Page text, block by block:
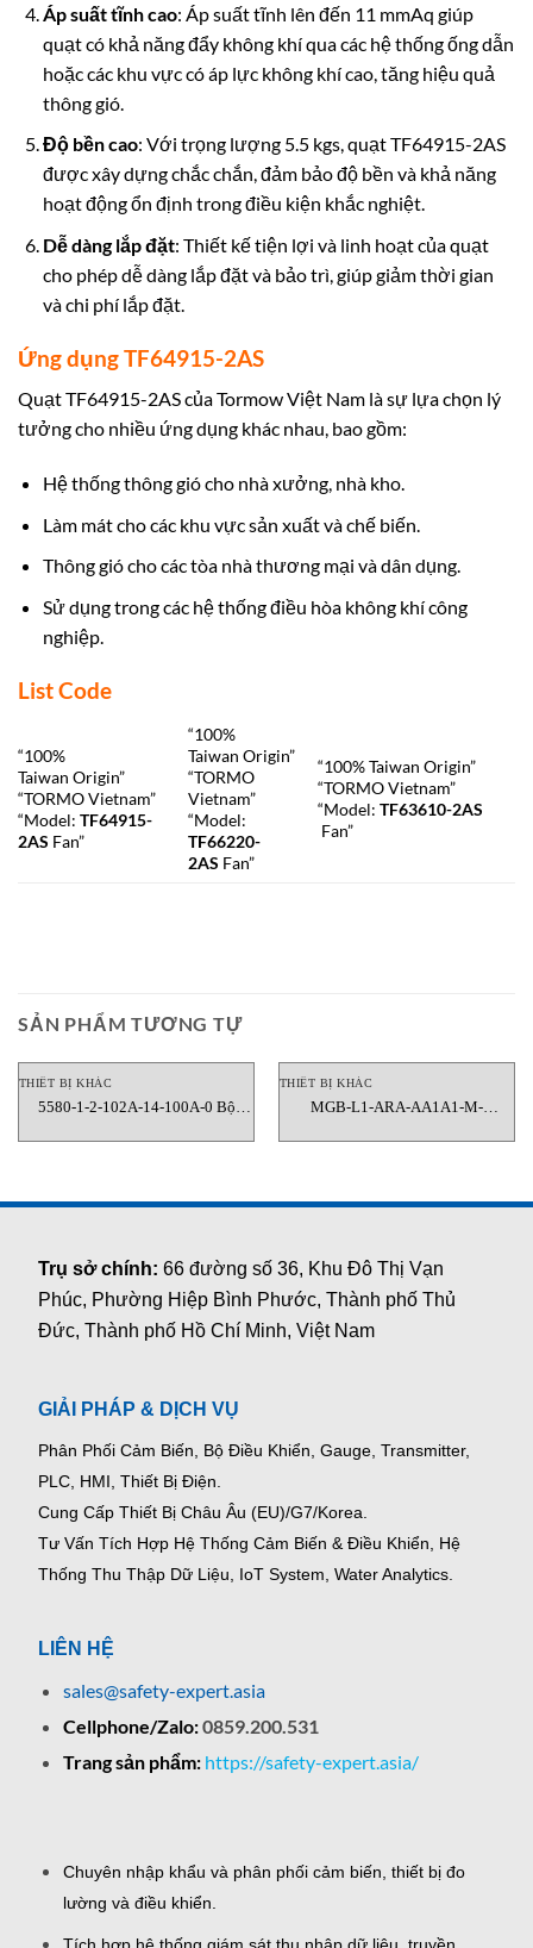
Áp suất tĩnh cao: Áp suất tĩnh lên đến 11 mmAq giúp
quạt có khả năng đẩy không khí qua các hệ thống ống dẫn
hoặc các khu vực có áp lực không khí cao, tăng hiệu quả
thông gió.
Độ bền cao: Với trọng lượng 5.5 kgs, quạt TF64915-2AS
được xây dựng chắc chắn, đảm bảo độ bền và khả năng
hoạt động ổn định trong điều kiện khắc nghiệt.
Dễ dàng lắp đặt: Thiết kế tiện lợi và linh hoạt của quạt
cho phép dễ dàng lắp đặt và bảo trì, giúp giảmthời gian
và chi phí lắp đặt.
Ứng dụng TF64915-2AS
Quạt TF64915-2AS của Tormow Việt Nam là sự lựa chọn lý
tưởng cho nhiều ứng dụng khác nhau, bao gồm:
Hệ thống thông gió cho nhà xưởng, nhà kho.
Làm mát cho các khu vực sản xuất và chế biến.
Thông gió cho các tòa nhà thương mại và dân dụng.
Sử dụng trong các hệ thống điều hòa không khí công
nghiệp.
List Code
“100%
Taiwan Origin”
“TORMO Vietnam”
“Model: TF64915-
2AS Fan”
“100%
Taiwan Origin”
“TORMO
Vietnam”
“Model:
TF66220-
2AS Fan”
“100% Taiwan Origin”
“TORMO Vietnam”
“Model:TF63610-2AS
Fan”
SẢN PHẨM TƯƠNG TỰ
THIẾT BỊ KHÁC
5580-1-2-102A-14-100A-0 Bộ
Việt Nam
THIẾT BỊ KHÁC
MGB-L1-ARA-AA1A1-M-
Euchner Việt Nam
Trụ sở chính:66 đường số 36, Khu Đô Thị Vạn
Phúc, Phường Hiệp Bình Phước, Thành phố Thủ
Đức, Thành phố Hồ Chí Minh, Việt Nam
GIẢI PHÁP & DỊCH VỤ
Phân Phối Cảm Biến, Bộ Điều Khiển, Gauge, Transmitter,
PLC, HMI, Thiết Bị Điện.
Cung Cấp Thiết Bị Châu Âu (EU)/G7/Korea.
Tư Vấn Tích Hợp Hệ Thống Cảm Biến & Điều Khiển, Hệ
Thống Thu Thập Dữ Liệu, IoT System, Water Analytics.
LIÊN HỆ
sales@safety-expert.asia
Cellphone/Zalo:0859.200.531
Trang sản phẩm: https://safety-expert.asia/
Chuyên nhập khẩu và phân phối cảm biến, thiết bị đo
lường và điều khiển.